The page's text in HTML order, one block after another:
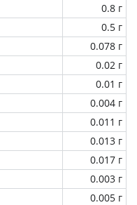
0.8 г
0.5 г
0.078 г
0.02 г
0.01 г
0.004 г
0.011 г
0.013 г
0.017 г
0.003 г
0.005 г